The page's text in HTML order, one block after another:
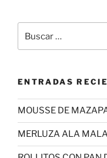
por:
ENTRADAS
MOUSSE DE
MERLUZA ALA